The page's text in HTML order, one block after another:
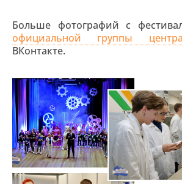
Больше фотографий с
официальной группы
ВКонтакте.